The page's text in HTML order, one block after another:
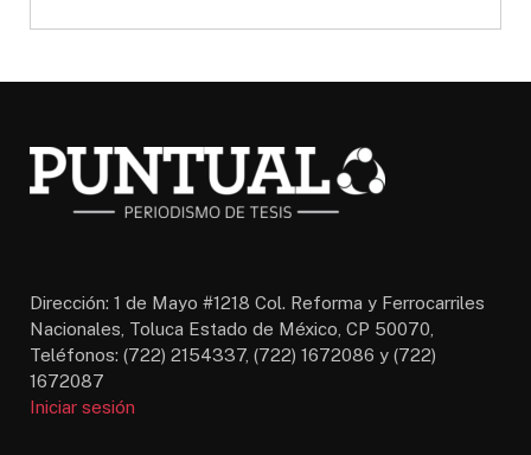
Dirección: 1 de Mayo #1218 Col. Reforma y Ferrocarriles
Nacionales, Toluca Estado de México, CP 50070,
Teléfonos: (722) 2154337, (722) 1672086 y (722)
1672087
Iniciar sesión